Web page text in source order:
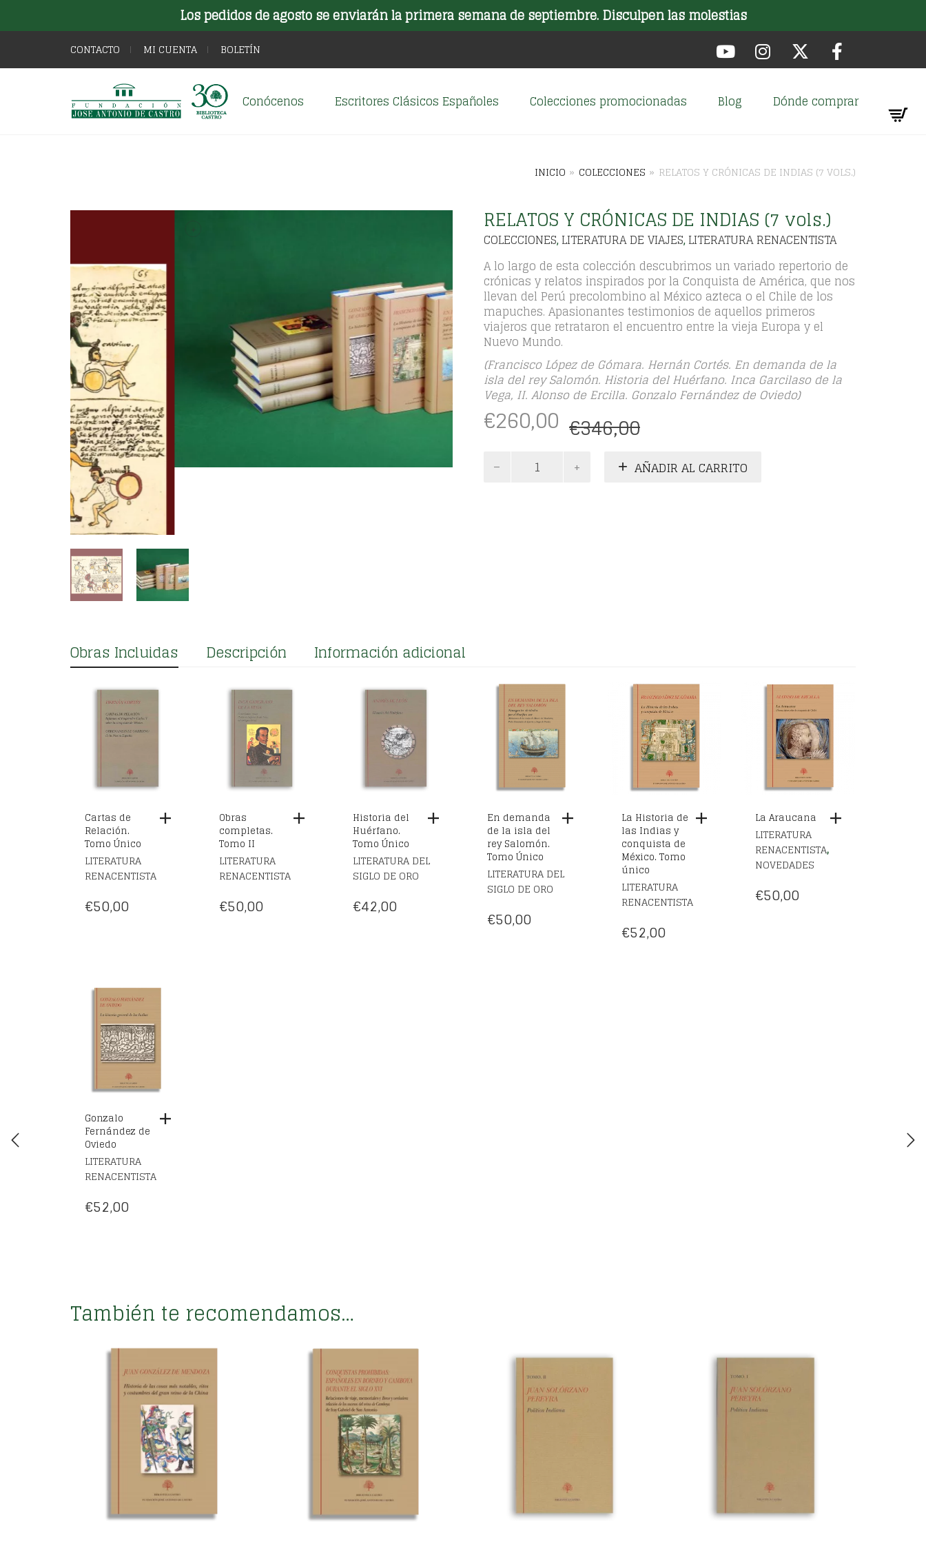
Los pedidos de agosto se enviarán la primera semana de septiembre. Disculpen las molestias
CONTACTO MI CUENTA BOLETÍN
Conócenos Escritores Clásicos Españoles Colecciones promocionadas Blog Dónde comprar
INICIO » COLECCIONES » RELATOS Y CRÓNICAS DE INDIAS (7 VOLS.)
RELATOS Y CRÓNICAS DE INDIAS (7 vols.)
COLECCIONES, LITERATURA DE VIAJES, LITERATURA RENACENTISTA
A lo largo de esta colección descubrimos un variado repertorio de
crónicas y relatos inspirados por la Conquista de América, que nos
llevan del Perú precolombino al México azteca o el Chile de los
mapuches. Apasionantes testimonios de aquellos primeros
viajeros que retrataron el encuentro entre la vieja Europa y el
Nuevo Mundo.
(Francisco López de Gómara. Hernán Cortés. En demanda de la
isla del rey Salomón. Historia del Huérfano. Inca Garcilaso de la
Vega, II. Alonso de Ercilla. Gonzalo Fernández de Oviedo)
€346,00El
precio
original
era:
€260,00 El
precio
actual
es:
AÑADIR AL CARRITO
Obras Incluidas
Tomo Único
LITERATURA
€50,00
completas.
Tomo II
LITERATURA
€50,00
Historia del
Huérfano.
Tomo Único
LITERATURA DEL
€42,00
En demanda
de la isla del
rey Salomón.
Tomo Único
SIGLO DE ORO
€50,00
La Historia de
las Indias y
conquista de
México. Tomo
LITERATURA
RENACENTISTA
€52,00
La Araucana
LITERATURA
RENACENTISTA ,
€50,00
Gonzalo
Fernández de
LITERATURA
€52,00
Historia del gran reino de
la China. Tomo único
LITERATURA RENACENTISTA,
Conquistas prohibidas.
LITERATURA DE VIAJES,
LITERATURA RENACENTISTA
Política Indiana. Tomo II
LITERATURA DEL SIGLO DE ORO
Política Indiana. Tomo I
LITERATURA DEL SIGLO DE ORO